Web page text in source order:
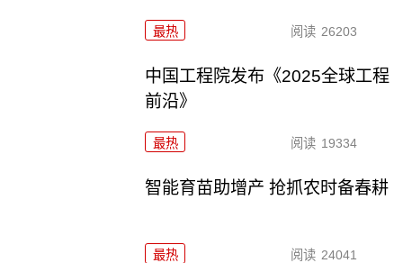
最热 阅读 26203
中国工程院发布《2025全球工程
前沿》
最热 阅读 19334
智能育苗助增产 抢抓农时备春耕
最热 阅读 24041